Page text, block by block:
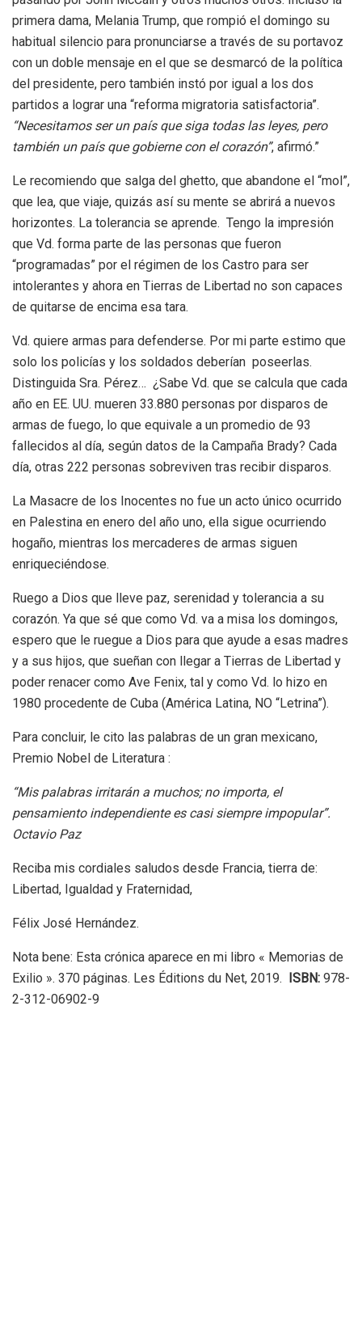
primera dama, Melania Trump, que rompió el domingo su
habitual silencio para pronunciarse a través de su portavoz
con un doble mensaje en el que se desmarcó de la política
del presidente, pero también instó por igual a los dos
partidos a lograr una “reforma migratoria satisfactoria”.
“Necesitamos ser un país que siga todas las leyes, pero
también un país que gobierne con el corazón”, afirmó.”
Le recomiendo que salga del ghetto, que abandone el “mol”,
que lea, que viaje, quizás así su mente se abrirá a nuevos
horizontes. La tolerancia se aprende. Tengo la impresión
que Vd. forma parte de las personas que fueron
“programadas” por el régimen de los Castro para ser
intolerantes y ahora en Tierras de Libertad no son capaces
de quitarse de encima esa tara.
Vd. quiere armas para defenderse. Por mi parte estimo que
solo los policías y los soldados deberían poseerlas.
Distinguida Sra. Pérez… ¿Sabe Vd. que se calcula que cada
año en EE. UU. mueren 33.880 personas por disparos de
armas de fuego, lo que equivale a un promedio de 93
fallecidos al día, según datos de la Campaña Brady? Cada
día, otras 222 personas sobreviven tras recibir disparos.
La Masacre de los Inocentes no fue un acto único ocurrido
en Palestina en enero del año uno, ella sigue ocurriendo
hogaño, mientras los mercaderes de armas siguen
enriqueciéndose.
Ruego a Dios que lleve paz, serenidad y tolerancia a su
corazón. Ya que sé que como Vd. va a misa los domingos,
espero que le ruegue a Dios para que ayude a esas madres
y a sus hijos, que sueñan con llegar a Tierras de Libertad y
poder renacer como Ave Fenix, tal y como Vd. lo hizo en
1980 procedente de Cuba (América Latina, NO “Letrina”).
Para concluir, le cito las palabras de un gran mexicano,
Premio Nobel de Literatura :
“Mis palabras irritarán a muchos; no importa, el
pensamiento independiente es casi siempre impopular”.
Octavio Paz
Reciba mis cordiales saludos desde Francia, tierra de:
Libertad, Igualdad y Fraternidad,
Félix José Hernández.
Nota bene: Esta crónica aparece en mi libro « Memorias de
Exilio ». 370 páginas. Les Éditions du Net, 2019. ISBN: 978-
2-312-06902-9